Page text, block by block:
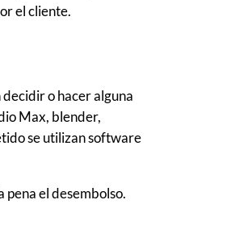
el cliente.
decidir o hacer alguna
Max, blender,
se utilizan software
pena el desembolso.